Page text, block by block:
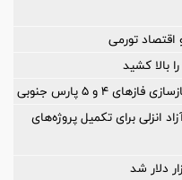
اقتصاد تورمی
بالا کشید
۴ و ۵ پارس جنوبی
انزلی برای تكمیل پروژه‌های